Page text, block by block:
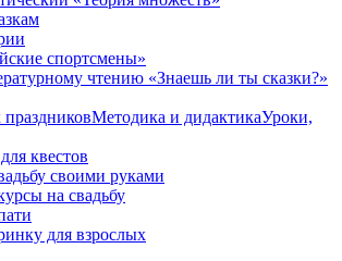
спортсмены»
чтению «Знаешь ли ты сказки?»
Методика и дидактикаУроки,
квестов
своими руками
на свадьбу
для взрослых